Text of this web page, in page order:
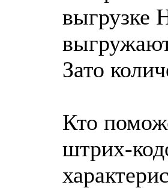
выгрузке
Зато
Кто
штрих-